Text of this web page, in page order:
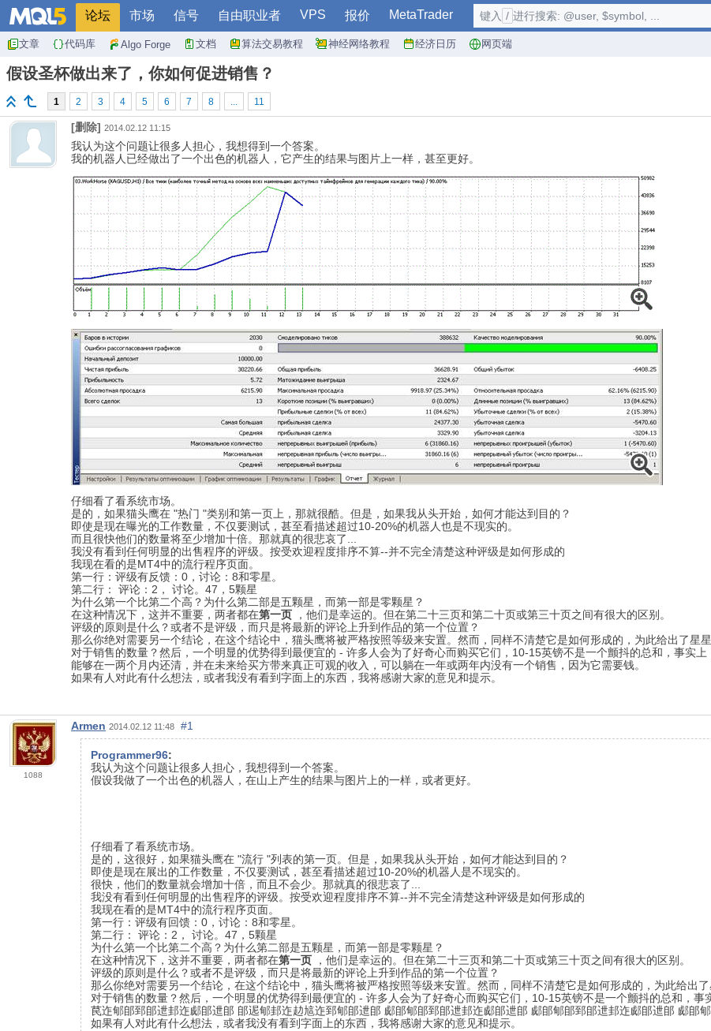
论坛 市场 信号 自由职业者 VPS 报价 MetaTrader
文章 代码库 Algo Forge 文档 算法交易教程 神经网络教程 经济日历 网页端
键入 / 进行搜索: @user, $symbol, ...
假设圣杯做出来了，你如何促进销售？
1 2 3 4 5 6 7 8 ... 11
[删除] 2014.02.12 11:15
我认为这个问题让很多人担心，我想得到一个答案。
我的机器人已经做出了一个出色的机器人，它产生的结果与图片上一样，甚至更好。
仔细看了看系统市场。
是的，如果猫头鹰在 "热门 "类别和第一页上，那就很酷。但是，如果我从头开始，如何才能达到目的？
即使是现在曝光的工作数量，不仅要测试，甚至看描述超过10-20%的机器人也是不现实的。
而且很快他们的数量将至少增加十倍。那就真的很悲哀了...
我没有看到任何明显的出售程序的评级。按受欢迎程度排序不算--并不完全清楚这种评级是如何形成的
我现在看的是MT4中的流行程序页面。
第一行：评级有反馈：0，讨论：8和零星。
第二行： 评论：2， 讨论。 47，5颗星
为什么第一个比第二个高？为什么第二部是五颗星，而第一部是零颗星？
在这种情况下，这并不重要，两者都在第一页
，他们是幸运的。但在第二十三页和第二十页或第三十页之间有很大的区别。
评级的原则是什么？或者不是评级，而只是将最新的评论上升到作品的第一个位置？
那么你绝对需要另一个结论，在这个结论中，猫头鹰将被严格按照等级来安置。然而，同样不清楚它是如何形成的，为此给出了星星
对于销售的数量？然后，一个明显的优势得到最便宜的 - 许多人会为了好奇心而购买它们，10-15英镑不是一个颤抖的总和，事实上
能够在一两个月内还清，并在未来给买方带来真正可观的收入，可以躺在一年或两年内没有一个销售，因为它需要钱。
如果有人对此有什么想法，或者我没有看到字面上的东西，我将感谢大家的意见和提示。
1088
Armen 2014.02.12 11:48 #1
Programmer96:
我认为这个问题让很多人担心，我想得到一个答案。
假设我做了一个出色的机器人，在山上产生的结果与图片上的一样，或者更好。
仔细看了看系统市场。
是的，这很好，如果猫头鹰在 "流行 "列表的第一页。但是，如果我从头开始，如何才能达到目的？
即使是现在展出的工作数量，不仅要测试，甚至看描述超过10-20%的机器人是不现实的。
很快，他们的数量就会增加十倍，而且不会少。那就真的很悲哀了...
我没有看到任何明显的出售程序的评级。按受欢迎程度排序不算--并不完全清楚这种评级是如何形成的
我现在看的是MT4中的流行程序页面。
第一行：评级有回馈 ：0，讨论：8和零星。
第二行： 评论：2， 讨论。 47，5颗星
为什么第一个比第二个高？为什么第二部是五颗星，而第一部是零颗星？
在这种情况下，这并不重要，两者都在第一页
，他们是幸运的。但在第二十三页和第二十页或第三十页之间有很大的区别。
评级的原则是什么？或者不是评级，而只是将最新的评论上升到作品的第一个位置？
那么你绝对需要另一个结论，在这个结论中，猫头鹰将被严格按照等级来安置。然而，同样不清楚它是如何形成的，为此给出了
对于销售的数量？然后，一个明显的优势得到最便宜的 - 许多人会为了好奇心而购买它们，10-15英镑不是一个颤抖的总和，事
苠迮郇郋郅郋迣邽迮郕郋迣郋 郋迡郇邽迮赲訄迮郅郇郋迣郋 郕郋郇郋郅郋迣邽迮郕郋迣郋 郕郋郇郋郅郋迣邽迮郕郋迣郋 郕郋郇
如果有人对此有什么想法，或者我没有看到字面上的东西，我将感谢大家的意见和提示。